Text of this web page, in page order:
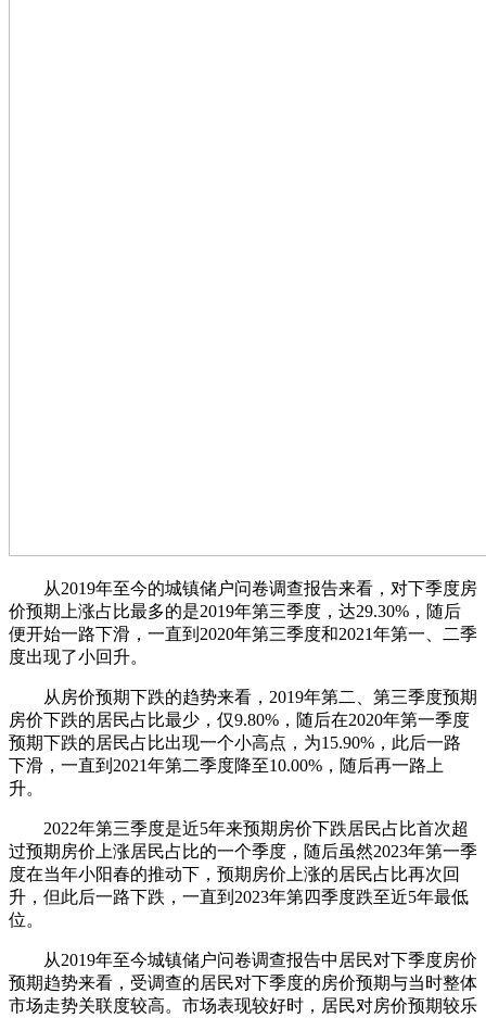
从2019年至今的城镇储户问卷调查报告来看，对下季度房
价预期上涨占比最多的是2019年第三季度，达29.30%，随后
便开始一路下滑，一直到2020年第三季度和2021年第一、二季
度出现了小回升。
从房价预期下跌的趋势来看，2019年第二、第三季度预期
房价下跌的居民占比最少，仅9.80%，随后在2020年第一季度
预期下跌的居民占比出现一个小高点，为15.90%，此后一路
下滑，一直到2021年第二季度降至10.00%，随后再一路上
升。
2022年第三季度是近5年来预期房价下跌居民占比首次超
过预期房价上涨居民占比的一个季度，随后虽然2023年第一季
度在当年小阳春的推动下，预期房价上涨的居民占比再次回
升，但此后一路下跌，一直到2023年第四季度跌至近5年最低
位。
从2019年至今城镇储户问卷调查报告中居民对下季度房价
预期趋势来看，受调查的居民对下季度的房价预期与当时整体
市场走势关联度较高。市场表现较好时，居民对房价预期较乐